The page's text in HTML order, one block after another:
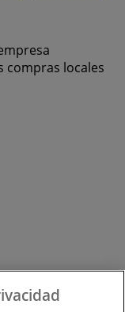
compras locales